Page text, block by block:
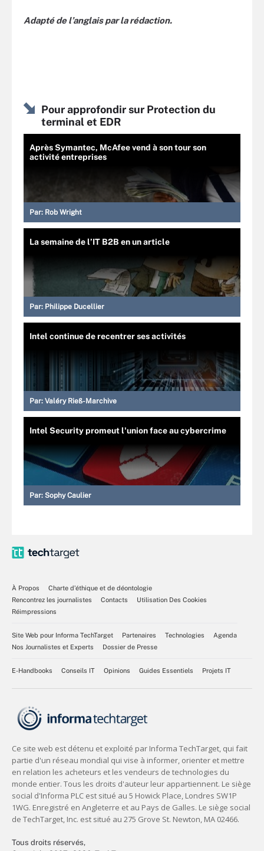
Adapté de l’anglais par la rédaction.
Pour approfondir sur Protection du
terminal et EDR
Après Symantec, McAfee vend à son tour son
activité entreprises
Par: Rob Wright
La semaine de l’IT B2B en un article
Par: Philippe Ducellier
Intel continue de recentrer ses activités
Par: Valéry Rieß-Marchive
Intel Security promeut l'union face au cybercrime
Par: Sophy Caulier
À Propos
Charte d’éthique et de déontologie
Rencontrez les journalistes
Contacts
Utilisation Des Cookies
Réimpressions
Site Web pour Informa TechTarget Partenaires Technologies
Agenda
Nos Journalistes et Experts
Dossier de Presse
E-Handbooks Conseils IT Opinions Guides Essentiels Projets IT
Tous droits réservés,